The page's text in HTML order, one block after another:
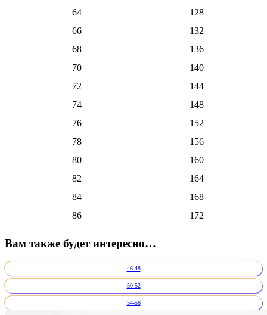
64
128
66
132
68
136
70
140
72
144
74
148
76
152
78
156
80
160
82
164
84
168
86
172
Вам также будет интересно…
46-48
50-52
54-56